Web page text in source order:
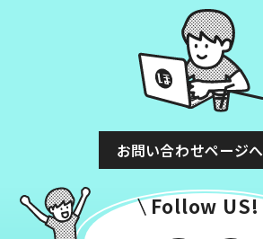
お問い合わせページへ
Follow US!